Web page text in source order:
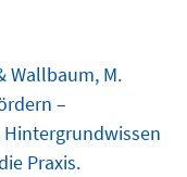
Wallbaum, M.
–
Praxis.